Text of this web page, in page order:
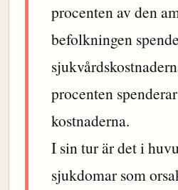
procenten av den
befolkningen
procenten
kostnaderna.
I sin tur är det i
sjukdomar som